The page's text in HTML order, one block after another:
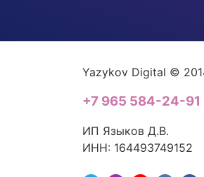
Yazykov Digital ©
+7 965 584-24-91
ИП Языков Д.В.
ИНН: 164493749152